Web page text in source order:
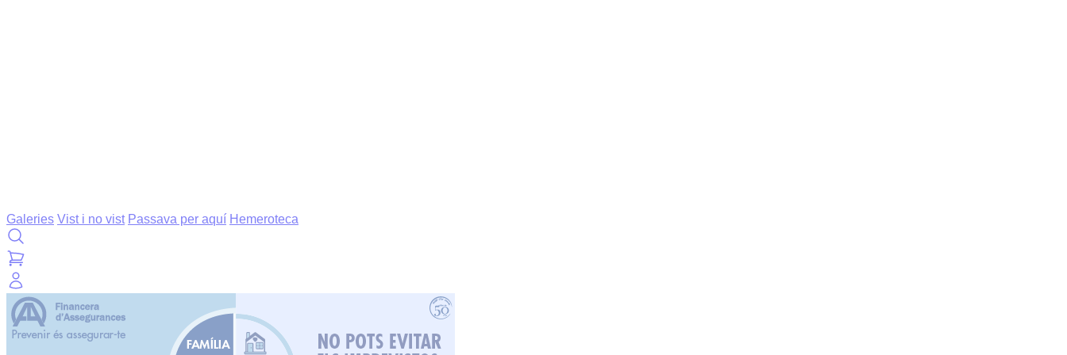
Galeries Vist i no vist Passava per aquí Hemeroteca